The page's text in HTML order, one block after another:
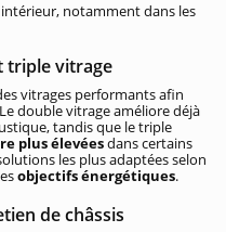
notamment dans les
triple vitrage
vitrages performants afin
double vitrage améliore déjà
tandis que le triple
plus élevéesdans certains
les plus adaptées selon
objectifs énergétiques.
de châssis